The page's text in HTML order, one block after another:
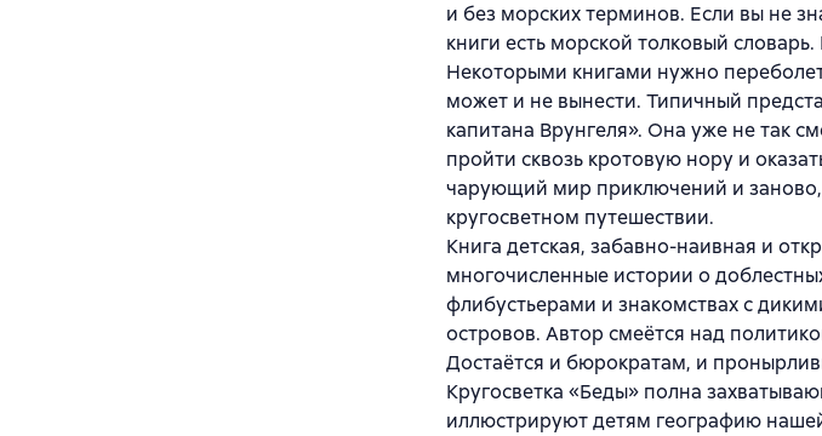
и без морских терминов. Если вы не
книги есть морской толковый
Некоторыми книгами нужно
может и не вынести. Типичный
капитана Врунгеля». Она уже не так
пройти сквозь кротовую нору и
чарующий мир приключений и заново,
кругосветном путешествии.
Книга детская, забавно-наивная и
многочисленные истории о
флибустьерами и знакомствах с
островов. Автор смеётся над
Достаётся и бюрократам, и
Кругосветка «Беды» полна
иллюстрируют детям географию